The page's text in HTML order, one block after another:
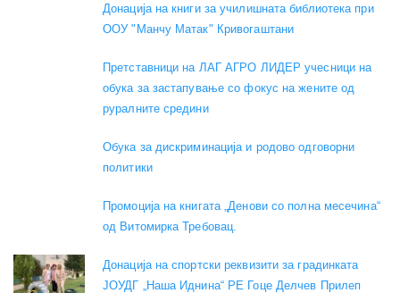
Донација на книги за училишната библиотека при
ООУ "Манчу Матак" Кривогаштани
Претставници на ЛАГ АГРО ЛИДЕР учесници на
обука за застапување со фокус на жените од
руралните средини
Обука за дискриминација и родово одговорни
политики
Промоција на книгата „Денови со полна месечина“
од Витомирка Требовац.
Донација на спортски реквизити за градинката
ЈОУДГ „Наша Иднина“ РЕ Гоце Делчев Прилеп